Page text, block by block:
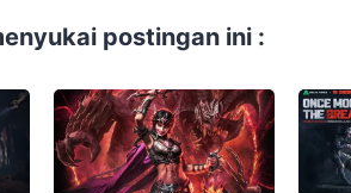
postingan ini :